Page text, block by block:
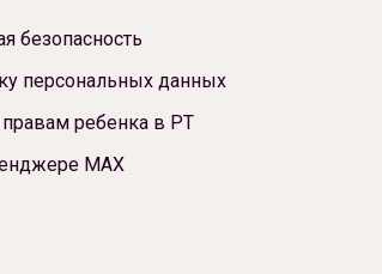
безопасность
персональных данных
ребенка в РТ
МАХ